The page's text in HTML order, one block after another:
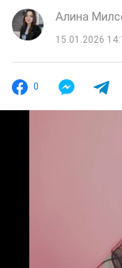
Алина
15.01.2026
0